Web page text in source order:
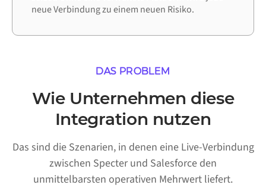
neue Verbindung zu einem neuen Risiko.
DAS PROBLEM
Wie Unternehmen diese
Integration nutzen
Das sind die Szenarien, in denen eine Live-Verbindung
zwischen Specter und Salesforce den
unmittelbarsten operativen Mehrwert liefert.